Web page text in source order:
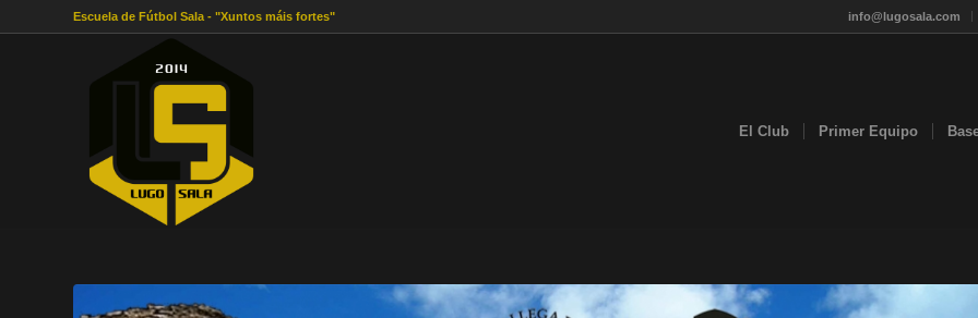
info@lugosala.com
Escuela de Fútbol Sala - "Xuntos máis fortes"
El Club Primer Equipo